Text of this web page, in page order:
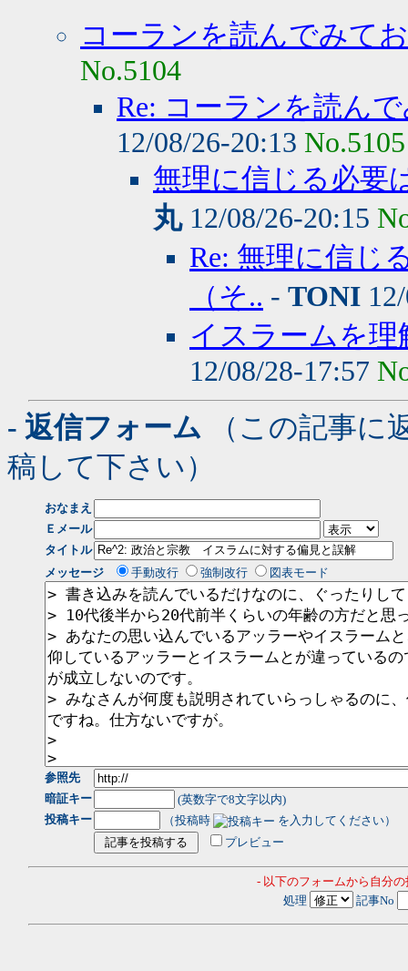
コーランを読んでみ
No.5104
Re: コーランを読ん
12/08/26-20:13 No.5105
無理に信じる必要
丸12/08/26-20:15
Re: 無理に信じ
（そ.. - TONI
イスラームを理
12/08/28-17:57
- 返信フォーム （この記事に
稿して下さい）
おなまえ
Ｅメール
タイトル
メッセージ
手動改行 強制改行 図表モード
参照先
暗証キー
(英数字で8文字以内)
投稿キー
（投稿時
を入力してください）
プレビュー
- 以下のフォームから自分
処理
記事No